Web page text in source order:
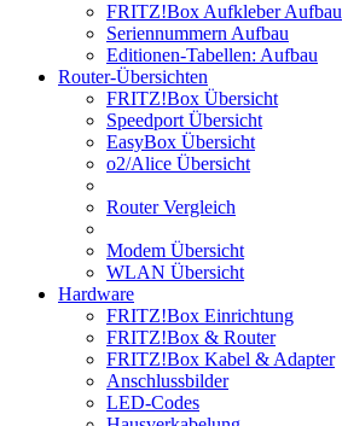
FRITZ!Box Aufkleber Aufbau
Seriennummern Aufbau
Editionen-Tabellen: Aufbau
Router-Übersichten
FRITZ!Box Übersicht
Speedport Übersicht
EasyBox Übersicht
o2/Alice Übersicht
Router Vergleich
Modem Übersicht
WLAN Übersicht
Hardware
FRITZ!Box Einrichtung
FRITZ!Box & Router
FRITZ!Box Kabel & Adapter
Anschlussbilder
LED-Codes